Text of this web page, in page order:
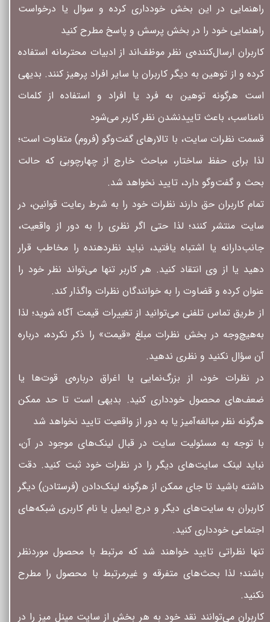
راهنمایی در این بخش خودداری کرده و سوال یا درخواست
راهنمایی خود را در بخش پرسش و پاسخ مطرح کنید
کاربران ارسال‌کننده‌ی نظر موظف‌اند از ادبیات محترمانه استفاده
کرده و از توهین به دیگر کاربران یا سایر افراد پرهیز کنند. بدیهی
است هرگونه توهین به فرد یا افراد و استفاده از کلمات
نامناسب، باعث تاییدنشدن نظر کاربر می‌شود
قسمت نظرات سایت، با تالارهای گفت‌وگو (فروم) متفاوت است؛
لذا برای حفظ ساختار، مباحث خارج از چهارچوبی که حالت
بحث و گفت‌وگو دارد، تایید نخواهد شد.
تمام کاربران حق دارند نظرات خود را به شرط رعایت قوانین، در
سایت منتشر کنند؛ لذا حتی اگر نظری را به دور از واقعیت،
جانب‌دارانه یا اشتباه یافتید، نباید نظردهنده را مخاطب قرار
دهید یا از وی انتقاد کنید. هر کاربر تنها می‌تواند نظر خود را
عنوان کرده و قضاوت را به خوانندگان نظرات واگذار کند.
از طریق تماس تلفنی می‌توانید از تغییرات قیمت آگاه شوید؛ لذا
به‌هیچ‌وجه در بخش نظرات مبلغ «قیمت» را ذکر نکرده، درباره‌
آن سؤال نکنید و نظری ندهید.
در نظرات خود، از بزرگ‌نمایی یا اغراق درباره‌ی قوت‌ها یا
ضعف‌های محصول خودداری کنید. بدیهی است تا حد ممکن
هرگونه نظر مبالغه‌آمیز یا به دور از واقعیت تایید نخواهد شد
با توجه به مسئولیت سایت در قبال لینک‌های موجود در آن،
نباید لینک سایت‌های دیگر را در نظرات خود ثبت کنید. دقت
داشته باشید تا جای ممکن از هرگونه لینک‌دادن (فرستادن) دیگر
کاربران به سایت‌های دیگر و درج ایمیل یا نام کاربری شبکه‌های
اجتماعی خودداری کنید.
تنها نظراتی تایید خواهند شد که مرتبط با محصول موردنظر
باشند؛ لذا بحث‌های متفرقه و غیرمرتبط با محصول را مطرح
نکنید.
کاربران می‌توانند نقد خود به هر بخش از سایت مینل میز را در